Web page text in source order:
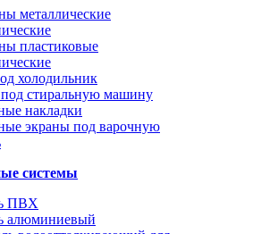
металлические
пластиковые
холодильник
стиральную машину
накладки
экраны под варочную
системы
ПВХ
алюминиевый